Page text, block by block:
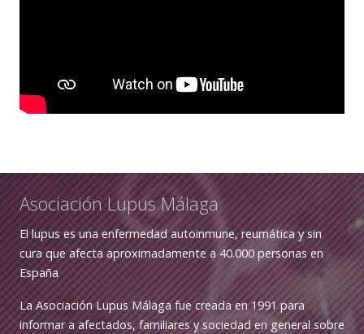
Asociación Lupus Málaga
El lupus es una enfermedad autoinmune, reumática y sin
cura que afecta aproximadamente a 40.000 personas en
España
La Asociación Lupus Málaga fue creada en 1991 para
informar a afectados, familiares y sociedad en general sobre